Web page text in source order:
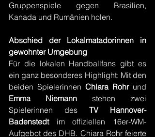
Gruppenspiele gegen Brasilien,
Kanada und Rumänien holen.
Abschied der Lokalmatadorinnen in
gewohnter Umgebung
Für die lokalen Handballfans gibt es
ein ganz besonderes Highlight: Mit den
beiden Spielerinnen Chiara Rohr
Emma Niemann stehen zwei
Spielerinnen des TV Hannover-
Badenstedt im offiziellen 16er-WM-
Aufgebot des DHB. Chiara Rohr feierte